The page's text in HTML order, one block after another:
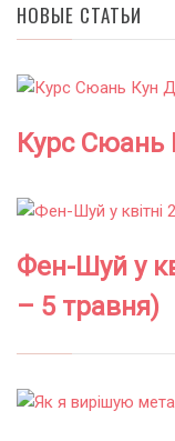
НОВЫЕ СТАТЬИ
Курс
Фен-Шуй у
– 5 травня)